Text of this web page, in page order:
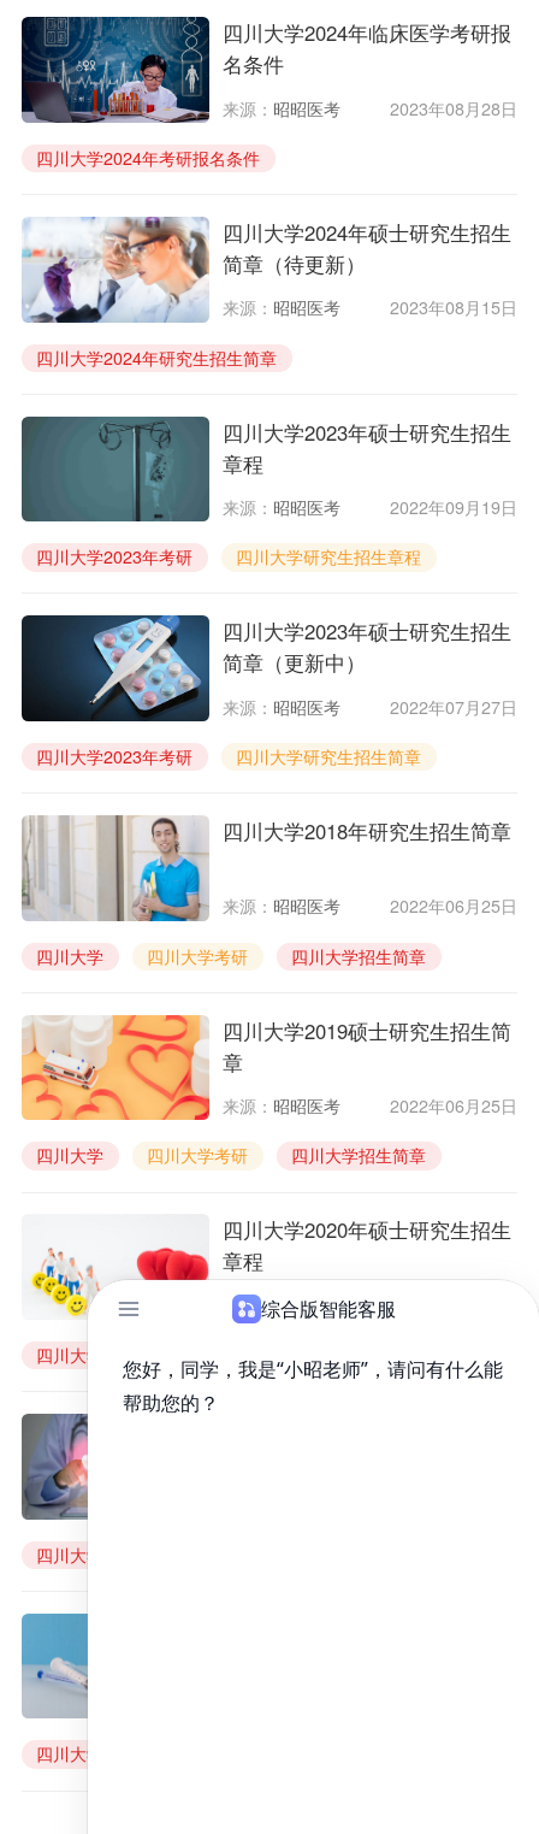
四川大学2024年研究生招生人数
四川大学2024年临床医学考研报
名条件
来源： 昭昭医考 2023年08月28日
四川大学2024年考研报名条件
四川大学2024年硕士研究生招生
简章（待更新）
来源： 昭昭医考 2023年08月15日
四川大学2024年研究生招生简章
四川大学2024年研究生招生人数
四川大学2023年硕士研究生招生
章程
来源： 昭昭医考 2022年09月19日
四川大学2023年考研 四川大学研究生招生章程
四川大学2023年硕士研究生招生
简章（更新中）
来源： 昭昭医考 2022年07月27日
四川大学2023年考研 四川大学研究生招生简章
四川大学2018年研究生招生简章
来源： 昭昭医考 2022年06月25日
四川大学 四川大学考研 四川大学招生简章
四川大学2019硕士研究生招生简
章
来源： 昭昭医考 2022年06月25日
四川大学 四川大学考研 四川大学招生简章
四川大学2020年硕士研究生招生
章程
来源：昭昭医考 2022年06月25日
四川大学 四川大学考研 四川大学招生简章
四川大学
四川大学